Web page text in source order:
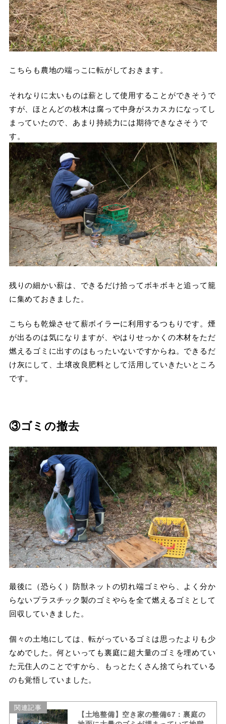
こちらも農地の端っこに転がしておきます。
それなりに太いものは薪として使用することができそうで
すが、ほとんどの枝木は腐って中身がスカスカになってし
まっていたので、あまり持続力には期待できなさそうで
す。
残りの細かい薪は、できるだけ拾ってボキボキと追って籠
に集めておきました。
こちらも乾燥させて薪ボイラーに利用するつもりです。煙
が出るのは気になりますが、やはりせっかくの木材をただ
燃えるゴミに出すのはもったいないですからね。できるだ
け灰にして、土壌改良肥料として活用していきたいところ
です。
③ゴミの撤去
最後に（恐らく）防獣ネットの切れ端ゴミやら、よく分か
らないプラスチック製のゴミやらを全て燃えるゴミとして
回収していきました。
個々の土地にしては、転がっているゴミは思ったよりも少
なめでした。何といっても裏庭に超大量のゴミを埋めてい
た元住人のことですから、もっとたくさん捨てられている
のも覚悟していました。
関連記事
【土地整備】空き家の整備67：裏庭の